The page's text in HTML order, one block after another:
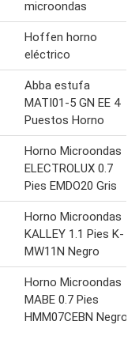
microondas
Hoffen horno
eléctrico
Abba estufa
MATI01-5 GN EE 4
Puestos Horno
Horno Microondas
ELECTROLUX 0.7
Pies EMDO20 Gris
Horno Microondas
KALLEY 1.1 Pies K-
MW11N Negro
Horno Microondas
MABE 0.7 Pies
HMM07CEBN Negro